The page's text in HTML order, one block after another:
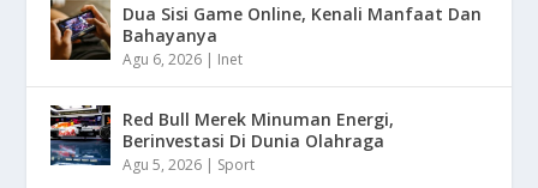
Dua Sisi Game Online, Kenali Manfaat Dan
Bahayanya
Agu 6, 2026 | Inet
Red Bull Merek Minuman Energi,
Berinvestasi Di Dunia Olahraga
Agu 5, 2026 | Sport